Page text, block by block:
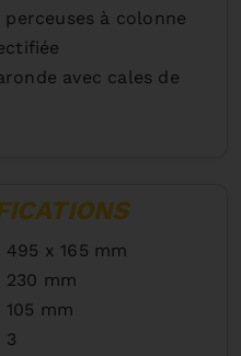
à colonne
avec cales de
495 x 165 mm
230 mm
105 mm
3